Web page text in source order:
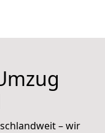
– wir